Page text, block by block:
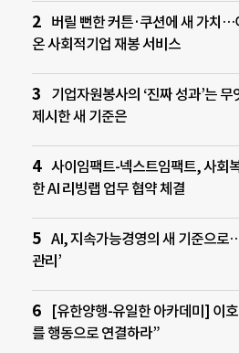
버릴 뻔한 커튼·쿠션에 새 가치…
온 사회적기업 재봉 서비스
기업자원봉사의 ‘진짜 성과’는
제시한 새 기준은
사이임팩트-넥스트임팩트, 사회
한 AI 리빙랩 업무 협약 체결
AI, 지속가능경영의 새 기준으로
관리’
[유한양행-유일한 아카데미] 이호
를 행동으로 연결하라”